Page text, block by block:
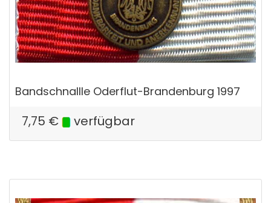
Bandschnallle Oderflut-Brandenburg 1997
7,75 € verfügbar